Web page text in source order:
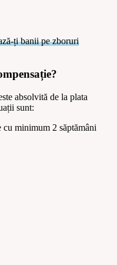
ți banii pe zboruri
absolvită de la plata
sunt:
minimum 2 săptămâni